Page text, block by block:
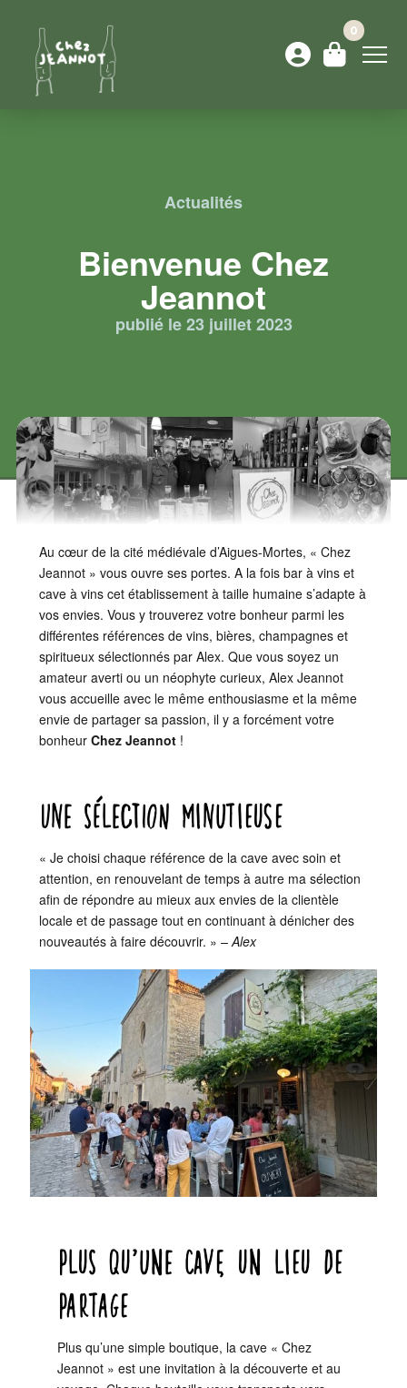
0
Actualités
Bienvenue Chez
Jeannot
publié le 23 juillet 2023
Au cœur de la cité médiévale d’Aigues-Mortes, « Chez
Jeannot » vous ouvre ses portes. A la fois bar à vins et
cave à vins cet établissement à taille humaine s’adapte à
vos envies. Vous y trouverez votre bonheur parmi les
différentes références de vins, bières, champagnes et
spiritueux sélectionnés par Alex. Que vous soyez un
amateur averti ou un néophyte curieux, Alex Jeannot
vous accueille avec le même enthousiasme et la même
envie de partager sa passion, il y a forcément votre
bonheur Chez Jeannot!
UNE SÉLECTION MINUTIEUSE
« Je choisi chaque référence de la cave avec soin et
attention, en renouvelant de temps à autre ma sélection
afin de répondre au mieux aux envies de la clientèle
locale et de passage tout en continuant à dénicher des
nouveautés à faire découvrir. » – Alex
PLUS QU’UNE CAVE, UN LIEU DE
PARTAGE
Plus qu’une simple boutique, la cave « Chez
Jeannot » est une invitation à la découverte et au